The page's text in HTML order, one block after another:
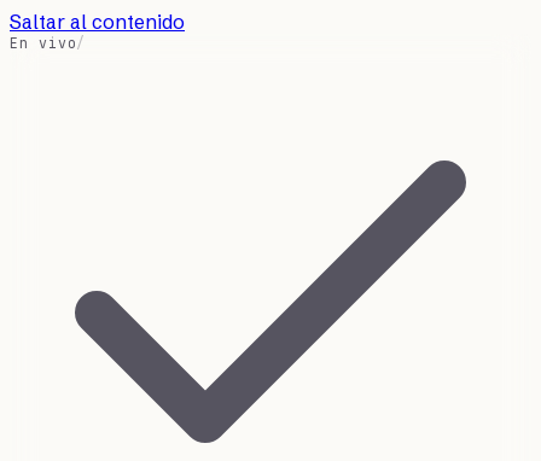
Saltar al contenido
En vivo/